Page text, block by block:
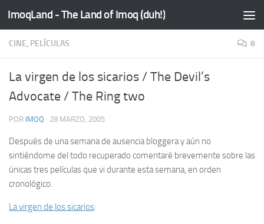
Saltar al contenido
ImoqLand - The Land of Imoq (duh!)
CINE, PELÍCULAS 8
La virgen de los sicarios / The Devil’s
Advocate / The Ring two
POR IMOQ · 28 MARZO, 2005
Después de una semana de ausencia bloggeray aún no
sintiéndome del todo recuperado comentaré brevemente sobre las
únicas tres películas que vi durante esta semana, en orden
cronológico.
La virgen de los sicarios: